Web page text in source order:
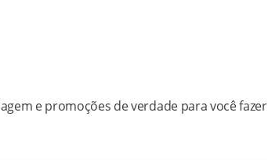
e promoções de verdade para você fazer